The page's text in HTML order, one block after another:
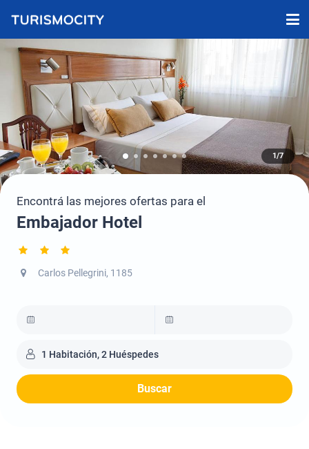
1/7
Encontrá las mejores ofertas para el
Embajador Hotel
Carlos Pellegrini, 1185
1 Habitación, 2 Huéspedes
Buscar